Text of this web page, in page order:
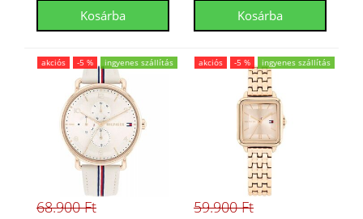
akciós -5 % ingyenes szállítás
68.900 Ft
akciós -5 % ingyenes szállítás
59.900 Ft